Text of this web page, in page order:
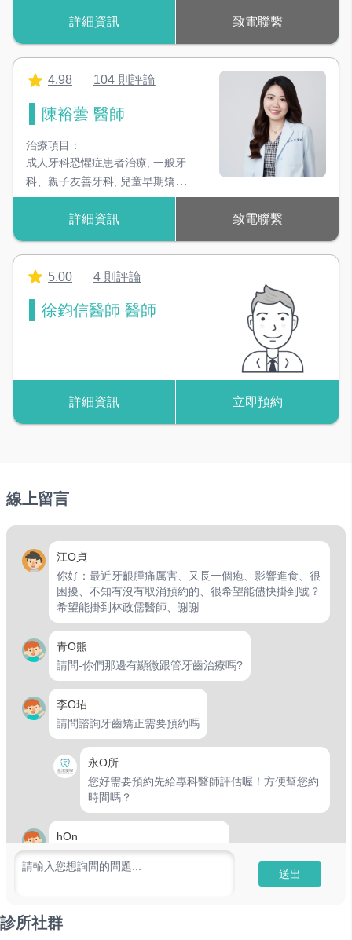
詳細資訊 致電聯繫
4.98 104 則評論
陳裕蕓 醫師
治療項目：
成人牙科恐懼症患者治療 一般牙
科、親子友善牙科
兒童早期矯
正,兒童舒眠治療,兒童看診行為
兒童齲齒治療
詳細資訊 致電聯繫
5.00 4 則評論
徐鈞信醫師 醫師
詳細資訊 立即預約
線上留言
江O貞
你好：最近牙齦腫痛厲害、又長一個疱、影響進食、很
困擾、不知有沒有取消預約的、很希望能儘快掛到號？
希望能掛到林政儒醫師、謝謝
青O熊
請問-你們那邊有顯微跟管牙齒治療嗎?
李O玿
請問諮詢牙齒矯正需要預約嗎
永O所
您好需要預約先給專科醫師評估喔！方便幫您約
時間嗎？
hOn
請問單純洗牙要先預約嗎？謝謝！
請輸入您想詢問的問題...
送出
診所社群